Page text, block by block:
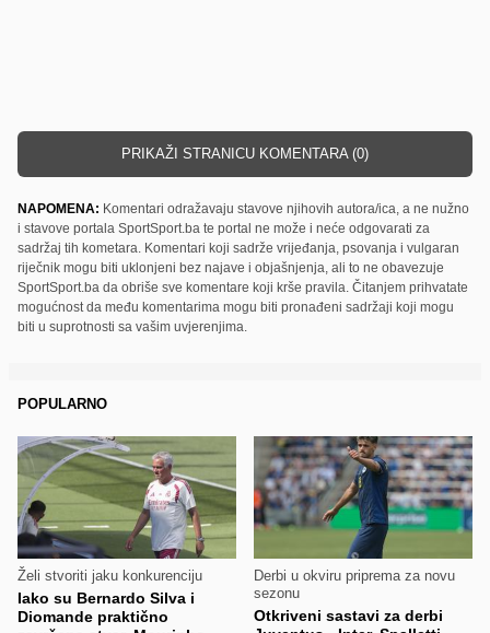
PRIKAŽI STRANICU KOMENTARA (0)
NAPOMENA: Komentari odražavaju stavove njihovih autora/ica, a ne nužno
i stavove portala SportSport.ba te portal ne može i neće odgovarati za
sadržaj tih kometara. Komentari koji sadrže vrijeđanja, psovanja i vulgaran
riječnik mogu biti uklonjeni bez najave i objašnjenja, ali to ne obavezuje
SportSport.ba da obriše sve komentare koji krše pravila. Čitanjem prihvatate
mogućnost da među komentarima mogu biti pronađeni sadržaji koji mogu
biti u suprotnosti sa vašim uvjerenjima.
POPULARNO
Želi stvoriti jaku konkurenciju
Iako su Bernardo Silva i
Diomande praktično
Derbi u okviru priprema za novu
sezonu
Otkriveni sastavi za derbi